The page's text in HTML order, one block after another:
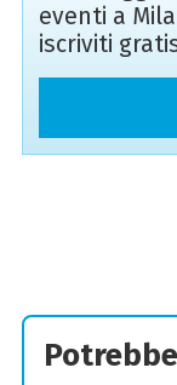
eventi a
iscriviti